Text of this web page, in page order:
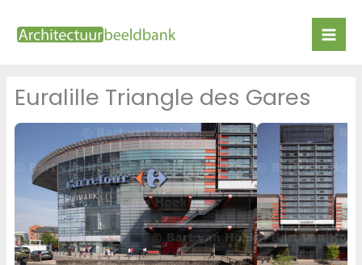
naar
Euralille Triangle des Gares